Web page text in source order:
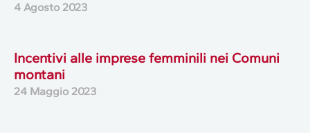
4 Agosto 2023
Incentivi alle imprese femminili nei Comuni
montani
24 Maggio 2023